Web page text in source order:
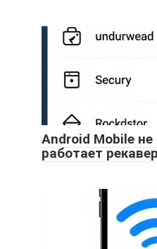
Android Mobile
работает